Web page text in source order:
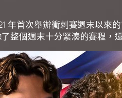
年首次舉辦衝刺賽週末以來
整個週末十分緊湊的賽程，